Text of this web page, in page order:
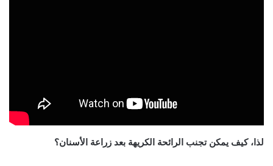
لذا، كيف يمكن تجنب الرائحة الكريهة بعد زراعة الأسنان؟